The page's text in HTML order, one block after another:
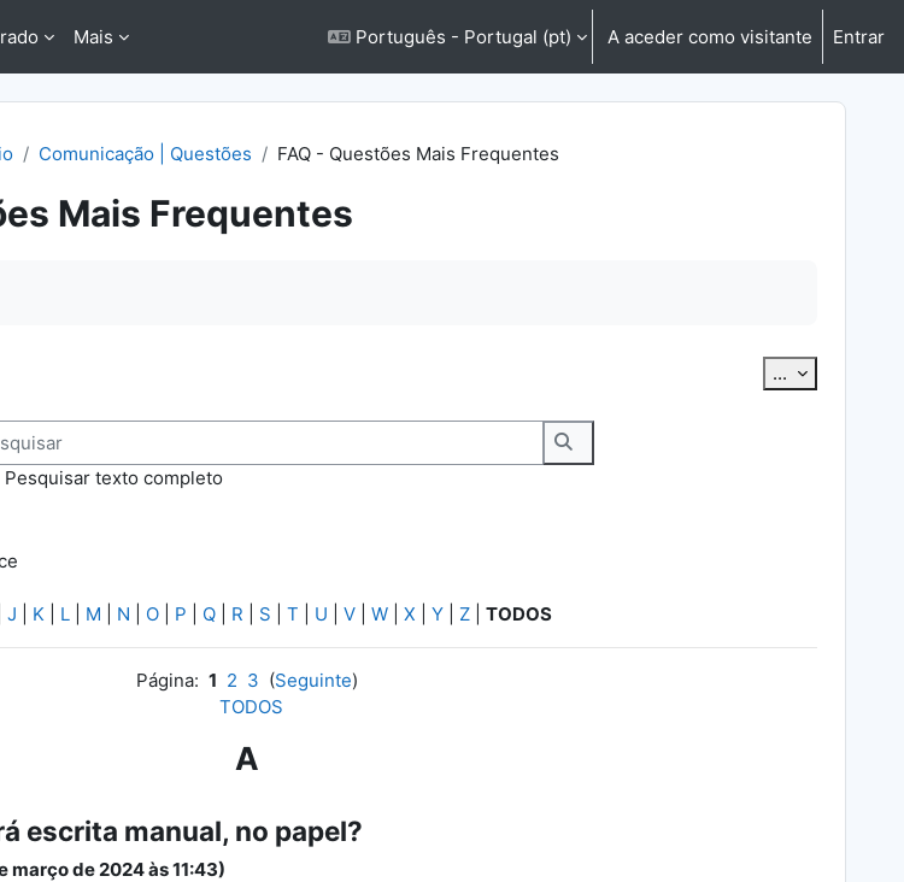
Mais Português - Portugal ‎(pt)‎ A aceder como visitante Entrar
Comunicação | Questões FAQ - Questões Mais Frequentes
Mais Frequentes
... Exportar
Pesquisar
Pesquisar texto completo
J K L M N O P Q R S T U V W X Y Z TODOS
Página: 1 2 3 (Seguinte)
TODOS
A
escrita manual, no papel?
de 2024 às 11:43)